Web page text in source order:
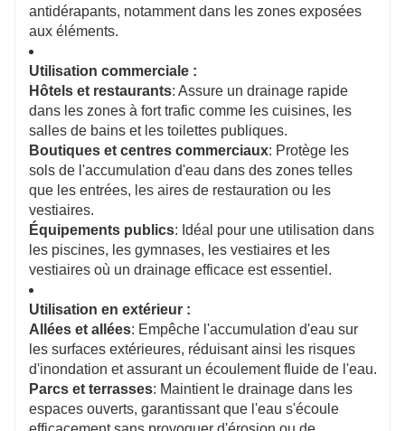
antidérapants, notamment dans les zones exposées
aux éléments.
Utilisation commerciale :
Hôtels et restaurants: Assure un drainage rapide
dans les zones à fort trafic comme les cuisines, les
salles de bains et les toilettes publiques.
Boutiques et centres commerciaux: Protège les
sols de l'accumulation d'eau dans des zones telles
que les entrées, les aires de restauration ou les
vestiaires.
Équipements publics: Idéal pour une utilisation dans
les piscines, les gymnases, les vestiaires et les
vestiaires où un drainage efficace est essentiel.
Utilisation en extérieur :
Allées et allées: Empêche l'accumulation d'eau sur
les surfaces extérieures, réduisant ainsi les risques
d'inondation et assurant un écoulement fluide de l'eau.
Parcs et terrasses: Maintient le drainage dans les
espaces ouverts, garantissant que l'eau s'écoule